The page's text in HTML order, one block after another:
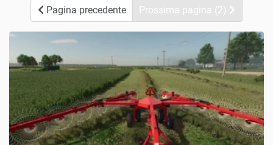
Pagina precedente Prossima pagina (2)